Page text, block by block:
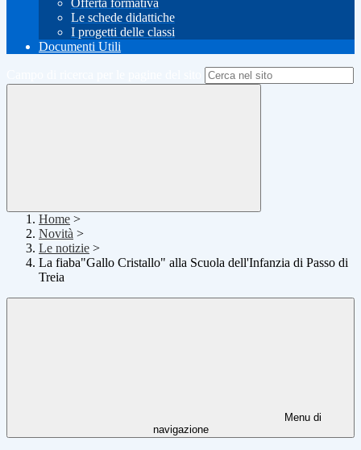
Offerta formativa
Le schede didattiche
I progetti delle classi
Documenti Utili
Home >
Novità >
Le notizie >
La fiaba"Gallo Cristallo" alla Scuola dell'Infanzia di Passo di
Treia
Menu di
navigazione